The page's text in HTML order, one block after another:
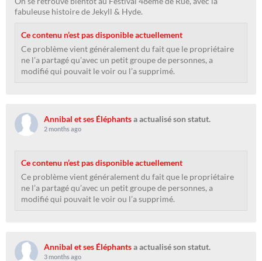
fabuleuse histoire de Jekyll & Hyde.
Ce contenu n’est pas disponible actuellement
Ce problème vient généralement du fait que le propriétaire
ne l’a partagé qu’avec un petit groupe de personnes, a
modifié qui pouvait le voir ou l’a supprimé.
Annibal et ses Éléphantsa actualisé son statut.
2 months ago
Ce contenu n’est pas disponible actuellement
Ce problème vient généralement du fait que le propriétaire
ne l’a partagé qu’avec un petit groupe de personnes, a
modifié qui pouvait le voir ou l’a supprimé.
Annibal et ses Éléphantsa actualisé son statut.
3 months ago